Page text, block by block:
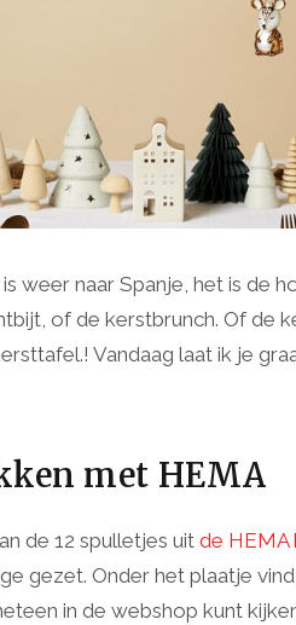
weer naar Spanje, het is de
of de kerstbrunch. Of de
Vandaag laat ik je
met HEMA
de 12 spulletjes uitde
gezet. Onder het plaatje
in de webshop kunt